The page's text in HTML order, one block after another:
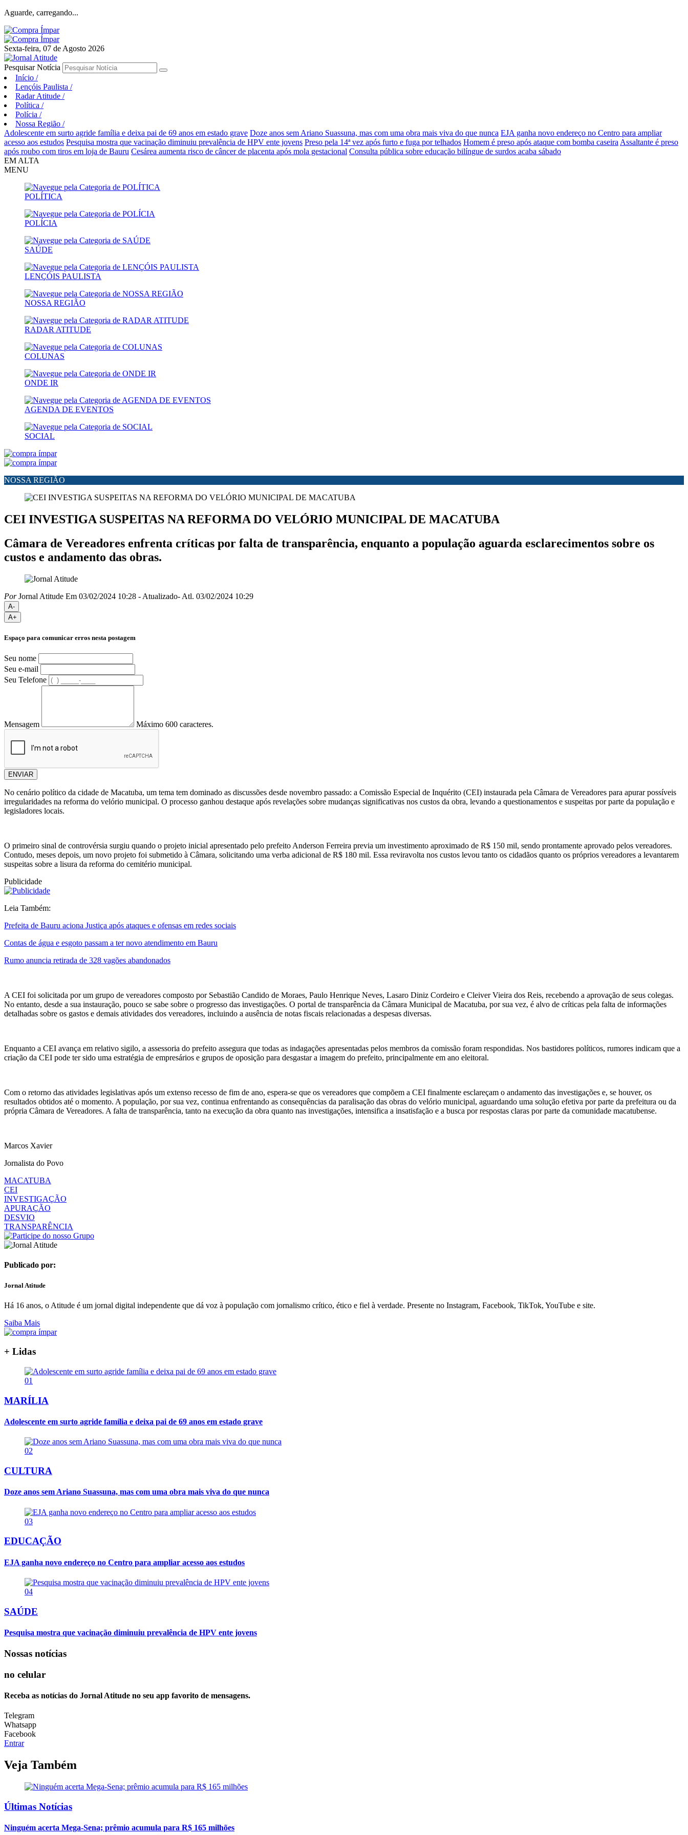
Aguarde, carregando...
Sexta-feira, 07 de Agosto 2026
Pesquisar Notícia
Início /
Lençóis Paulista /
Radar Atitude /
Política /
Polícia /
Nossa Região /
Adolescente em surto agride família e deixa pai de 69 anos em estado grave Doze anos sem Ariano Suassuna, mas com uma obra mais viva do que nunca EJA ganha novo endereço no Centro para ampliar
acesso aos estudos Pesquisa mostra que vacinação diminuiu prevalência de HPV ente jovens Preso pela 14ª vez após furto e fuga por telhados Homem é preso após ataque com bomba caseira Assaltante é preso
após roubo com tiros em loja de Bauru Cesárea aumenta risco de câncer de placenta após mola gestacional Consulta pública sobre educação bilíngue de surdos acaba sábado
EM ALTA
MENU
POLÍTICA
POLÍCIA
SAÚDE
LENÇÓIS PAULISTA
NOSSA REGIÃO
RADAR ATITUDE
COLUNAS
ONDE IR
AGENDA DE EVENTOS
SOCIAL
NOSSA REGIÃO
CEI INVESTIGA SUSPEITAS NA REFORMA DO VELÓRIO MUNICIPAL DE MACATUBA
Câmara de Vereadores enfrenta críticas por falta de transparência, enquanto a população aguarda esclarecimentos sobre os
custos e andamento das obras.
PorJornal Atitude Em 03/02/2024 10:28 - Atualizado- Atl. 03/02/2024 10:29
A-
A+
Espaço para comunicar erros nesta postagem
Seu nome
Seu e-mail
Seu Telefone
Mensagem Máximo 600 caracteres.
ENVIAR
No cenário político da cidade de Macatuba, um tema tem dominado as discussões desde novembro passado: a Comissão Especial de Inquérito (CEI) instaurada pela Câmara de Vereadores para apurar possíveis
irregularidades na reforma do velório municipal. O processo ganhou destaque após revelações sobre mudanças significativas nos custos da obra, levando a questionamentos e suspeitas por parte da população e
legisladores locais.
O primeiro sinal de controvérsia surgiu quando o projeto inicial apresentado pelo prefeito Anderson Ferreira previa um investimento aproximado de R$ 150 mil, sendo prontamente aprovado pelos vereadores.
Contudo, meses depois, um novo projeto foi submetido à Câmara, solicitando uma verba adicional de R$ 180 mil. Essa reviravolta nos custos levou tanto os cidadãos quanto os próprios vereadores a levantarem
suspeitas sobre a lisura da reforma do cemitério municipal.
Publicidade
Leia Também:
Prefeita de Bauru aciona Justiça após ataques e ofensas em redes sociais
Contas de água e esgoto passam a ter novo atendimento em Bauru
Rumo anuncia retirada de 328 vagões abandonados
A CEI foi solicitada por um grupo de vereadores composto por Sebastião Candido de Moraes, Paulo Henrique Neves, Lasaro Diniz Cordeiro e Cleiver Vieira dos Reis, recebendo a aprovação de seus colegas.
No entanto, desde a sua instauração, pouco se sabe sobre o progresso das investigações. O portal de transparência da Câmara Municipal de Macatuba, por sua vez, é alvo de críticas pela falta de informações
detalhadas sobre os gastos e demais atividades dos vereadores, incluindo a ausência de notas fiscais relacionadas a despesas diversas.
Enquanto a CEI avança em relativo sigilo, a assessoria do prefeito assegura que todas as indagações apresentadas pelos membros da comissão foram respondidas. Nos bastidores políticos, rumores indicam que a
criação da CEI pode ter sido uma estratégia de empresários e grupos de oposição para desgastar a imagem do prefeito, principalmente em ano eleitoral.
Com o retorno das atividades legislativas após um extenso recesso de fim de ano, espera-se que os vereadores que compõem a CEI finalmente esclareçam o andamento das investigações e, se houver, os
resultados obtidos até o momento. A população, por sua vez, continua enfrentando as consequências da paralisação das obras do velório municipal, aguardando uma solução efetiva por parte da prefeitura ou da
própria Câmara de Vereadores. A falta de transparência, tanto na execução da obra quanto nas investigações, intensifica a insatisfação e a busca por respostas claras por parte da comunidade macatubense.
Marcos Xavier
Jornalista do Povo
MACATUBA
CEI
INVESTIGAÇÃO
APURAÇÃO
DESVIO
TRANSPARÊNCIA
Publicado por:
Jornal Atitude
Há 16 anos, o Atitude é um jornal digital independente que dá voz à população com jornalismo crítico, ético e fiel à verdade. Presente no Instagram, Facebook, TikTok, YouTube e site.
Saiba Mais
+ Lidas
01
MARÍLIA
Adolescente em surto agride família e deixa pai de 69 anos em estado grave
02
CULTURA
Doze anos sem Ariano Suassuna, mas com uma obra mais viva do que nunca
03
EDUCAÇÃO
EJA ganha novo endereço no Centro para ampliar acesso aos estudos
04
SAÚDE
Pesquisa mostra que vacinação diminuiu prevalência de HPV ente jovens
Nossas notícias
no celular
Receba as notícias do Jornal Atitude no seu app favorito de mensagens.
Telegram
Whatsapp
Facebook
Entrar
Veja Também
Últimas Notícias
Ninguém acerta Mega-Sena; prêmio acumula para R$ 165 milhões